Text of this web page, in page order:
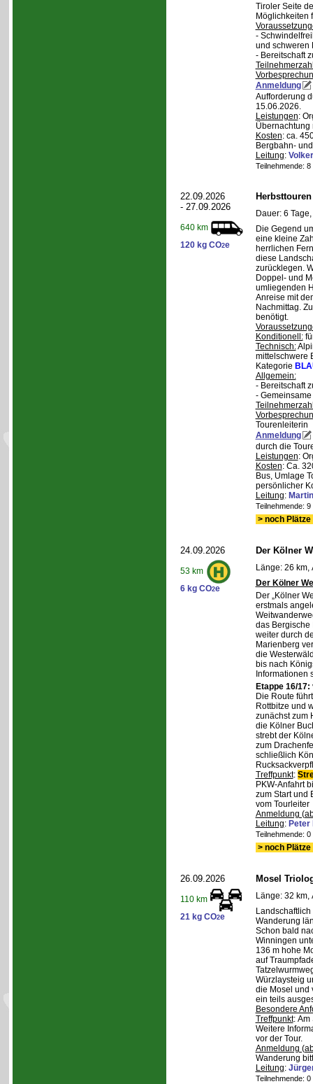
Tiroler Seite
Möglichkeiten
-
und schweren
- Bereitschaft
Anmeldung
Aufforderung
15.06.2026.
Leistungen:
Übernachtung
Kosten: ca.
Bergbahn-
Leitung:
Teilnehmende:
22.09.2026
- 27.09.2026
640 km
120 kg CO2e
Dauer: 6
Die Gegend
eine kleine
herrlichen
diese
zurücklegen.
Doppel- und
umliegenden
Anreise mit
Nachmittag.
benötigt.
Konditionell:
Technisch:
mittelschwere
Kategorie
Allgemein:
- Bereitschaft
- Gemeinsame
Tourenleiterin
Anmeldung
durch die
Leistungen:
Kosten: Ca.
Bus, Umlage
persönlicher
Leitung:
Teilnehmende:
> noch
24.09.2026
53 km
6 kg CO2e
Der Kölner
Länge: 26 km,
Der Kölner
Der „Kölner
erstmals
das Bergische
weiter durch
Marienberg
die
bis nach
Informationen
Etappe 16/
Die Route
Rottbitze und
zunächst zum
die Kölner
strebt der
zum
schließlich
Treffpunkt:
PKW-Anfahrt
zum Start und
vom Tourleiter
Anmeldung
Leitung: Peter
Teilnehmende:
> noch
26.09.2026
110 km
21 kg CO2e
Mosel
Länge: 32 km,
Wanderung
Schon bald
Winningen
136 m hohe
auf
Würzlaysteig
die Mosel und
ein teils
Besondere
Treffpunkt: Am
Weitere
vor der Tour.
Anmeldung
Wanderung
Leitung:
Teilnehmende: